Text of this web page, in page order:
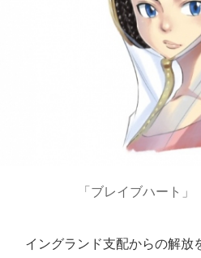
「ブレイブハート」
イングランド支配からの解放